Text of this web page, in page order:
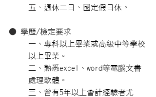
五、 週休二日、國定假日休。
● 學歷/檢定要求
一、專科以上畢業或高級中等學校
以上畢業。
二、熟悉excel、word等電腦文書
處理軟體。
三、曾有5年以上會計經驗者尤